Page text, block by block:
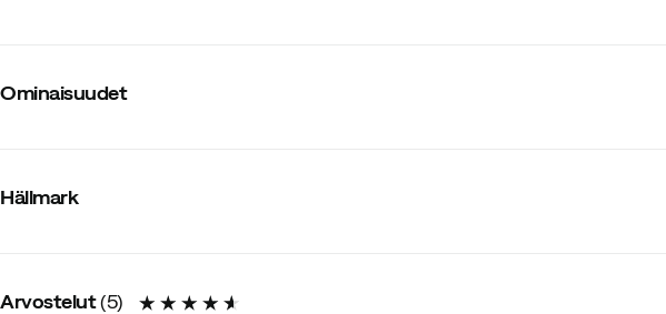
Ominaisuudet
Tavarantoimittajan värinimike
Hällmark
Arvostelut(5)